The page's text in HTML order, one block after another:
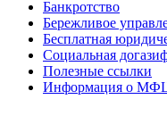
Банкротство
Бережливое
Бесплатная
Социальная
Полезные ссылки
Информация о